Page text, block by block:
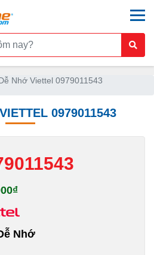
Nhớ Viettel 0979011543
0979011543
Nhớ